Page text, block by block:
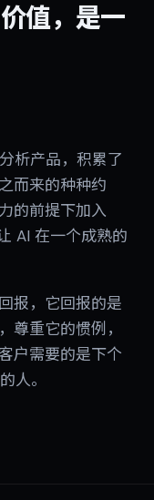
值，是一
析产品，积累了
而来的种种约
的前提下加入
AI 在一个成熟的
报，它回报的是
尊重它的惯例，
户需要的是下个
人。